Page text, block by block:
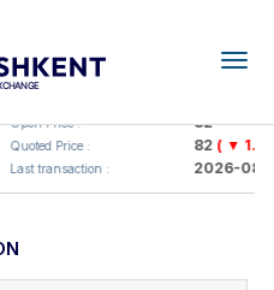
(<Kafolat sug'urta
Price : 82
Quoted Price : 82( ▼ 1.91 )
Last transaction : 2026-08-10